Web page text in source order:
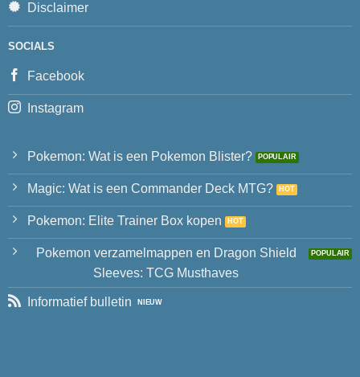
Disclaimer
SOCIALS
Facebook
Instagram
Pokemon: Wat is een Pokemon Blister?
Magic: Wat is een Commander Deck MTG?
Pokemon: Elite Trainer Box kopen
Pokemon verzamelmappen en Dragon Shield
Sleeves: TCG Musthaves
Informatief bulletin